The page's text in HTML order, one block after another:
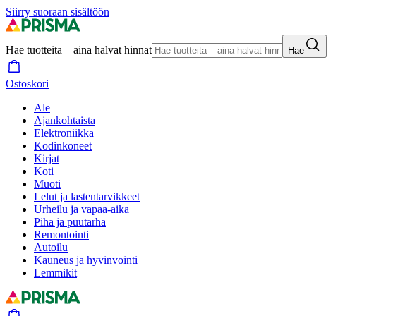
Siirry suoraan sisältöön
Hae tuotteita – aina halvat hinnat Hae
Ostoskori
Ale
Ajankohtaista
Elektroniikka
Kodinkoneet
Kirjat
Koti
Muoti
Lelut ja lastentarvikkeet
Urheilu ja vapaa-aika
Piha ja puutarha
Remontointi
Autoilu
Kauneus ja hyvinvointi
Lemmikit